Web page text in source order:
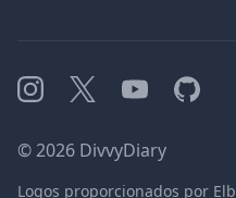
Instagram
X YouTubeGitHub
©2026 DivvyDiary
Logos proporcionados por